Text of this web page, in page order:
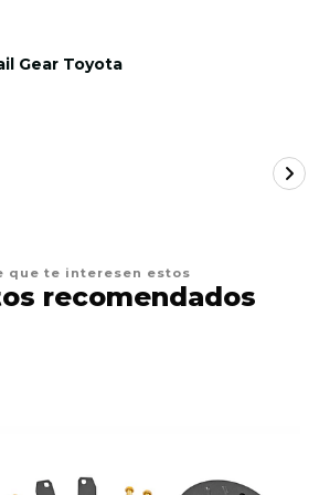
Gear Toyota
que te interesen estos
recomendados